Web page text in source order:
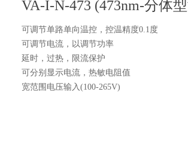
VA-I-N-473 (473nm-分体
可调节单路单向温控，控温精度0.1度
可调节电流，以调节功率
延时，过热，限流保护
可分别显示电流，热敏电阻值
宽范围电压输入(100-265V)